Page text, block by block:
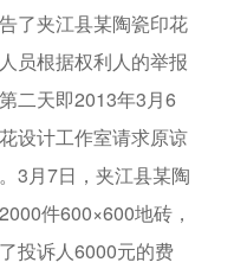
了夹江县某陶瓷印花
员根据权利人的举报
二天即2013年3月6
设计工作室请求原谅
3月7日，夹江县某陶
件600×600地砖，
投诉人6000元的费